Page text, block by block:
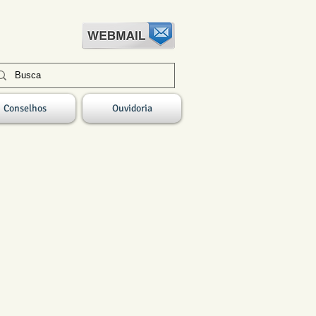
Conselhos Ouvidoria